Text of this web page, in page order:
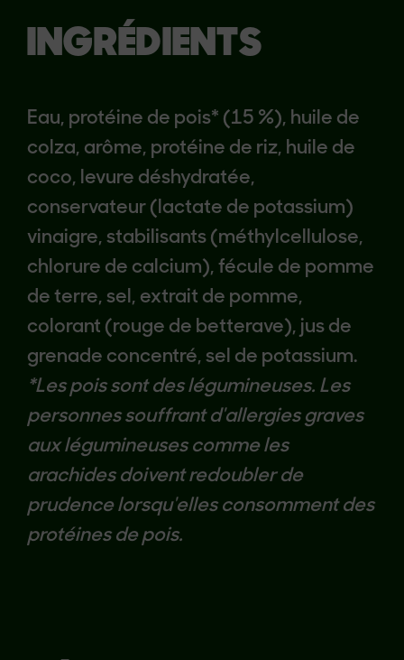
INGRÉDIENTS
Eau, protéine de pois* (15 %), huile de
colza, arôme, protéine de riz, huile de
coco, levure déshydratée,
conservateur (lactate de potassium)
vinaigre, stabilisants (méthylcellulose,
chlorure de calcium), fécule de pomme
de terre, sel, extrait de pomme,
colorant (rouge de betterave), jus de
grenade concentré, sel de potassium.
*Les pois sont des légumineuses. Les
personnes souffrant d'allergies graves
aux légumineuses comme les
arachides doivent redoubler de
prudence lorsqu'elles consomment des
protéines de pois.